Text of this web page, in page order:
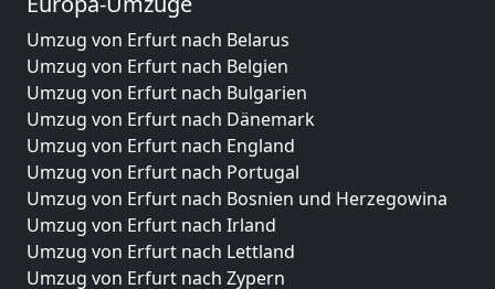
Umzug von Erfurt nach Belarus
Umzug von Erfurt nach Belgien
Umzug von Erfurt nach Bulgarien
Umzug von Erfurt nach Dänemark
Umzug von Erfurt nach England
Umzug von Erfurt nach Portugal
Umzug von Erfurt nach Bosnien und Herzegowina
Umzug von Erfurt nach Irland
Umzug von Erfurt nach Lettland
Umzug von Erfurt nach Zypern